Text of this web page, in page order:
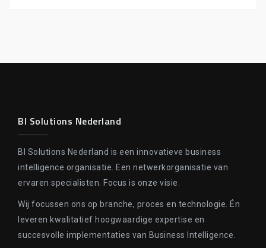
BI Solutions Nederland
BI Solutions Nederland is een innovatieve business
intelligence organisatie. Een netwerkorganisatie van
ervaren specialisten. Focus is onze visie.
Wij focussen ons op branche, proces en technologie. Én
leveren kwalitatief hoogwaardige expertise en
succesvolle implementaties van Business Intelligence.